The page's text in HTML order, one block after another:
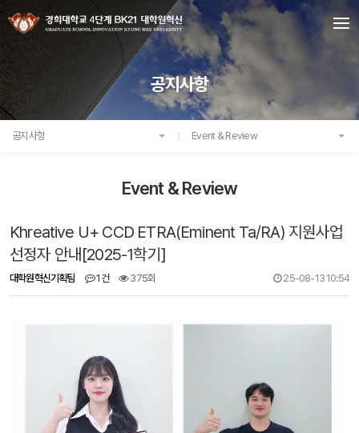
공지사항
공지사항 Event & Review
Event & Review
Khreative U+ CCD ETRA(Eminent Ta/RA) 지원사업
선정자 안내[2025-1학기]
대학원혁신기획팀 1건 375회 25-08-13 10:54